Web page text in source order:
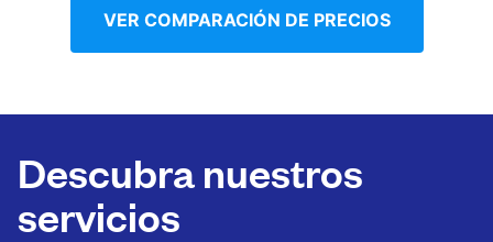
VER COMPARACIÓN DE PRECIOS
Descubra nuestros
servicios